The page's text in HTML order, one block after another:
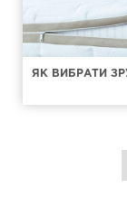
ЯК ВИБРАТИ